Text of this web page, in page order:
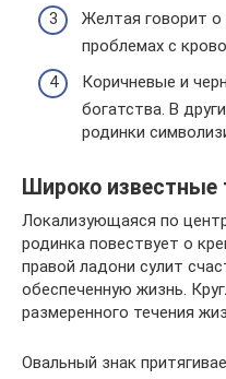
Желтая говорит о
проблемах с
Коричневые и
богатства. В
родинки
Широко известные
Локализующаяся по
родинка повествует о
правой ладони сулит
обеспеченную жизнь.
размеренного течения
Овальный знак